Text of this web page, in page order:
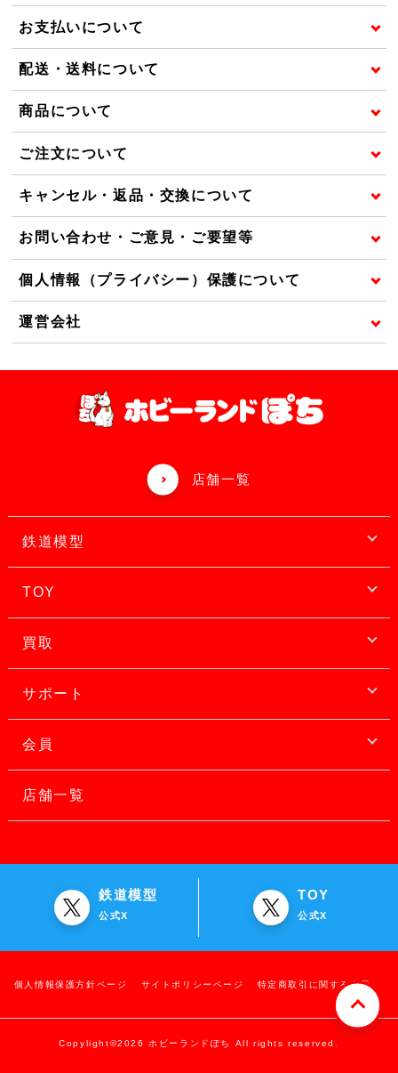
お支払いについて
配送・送料について
商品について
ご注文について
キャンセル・返品・交換について
お問い合わせ・ご意見・ご要望等
個人情報（プライバシー）保護について
運営会社
店舗一覧
鉄道模型
TOY
買取
サポート
会員
店舗一覧
鉄道模型
公式X
TOY
公式X
個人情報保護方針ページ サイトポリシーページ 特定商取引に関する表示
Copylight©2026 ホビーランドぽち All rights reserved.